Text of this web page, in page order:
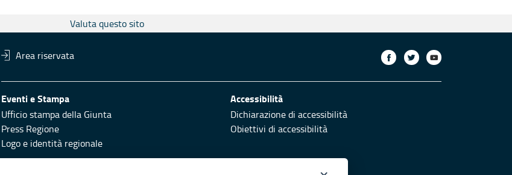
Valuta questo sito
Area riservata
Eventi e Stampa
Ufficio stampa della Giunta
Press Regione
Logo e identità regionale
Accessibilità
Dichiarazione di accessibilità
Obiettivi di accessibilità